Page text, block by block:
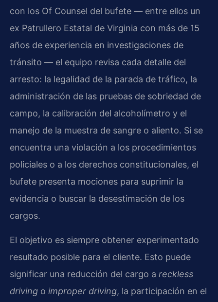
con los Of Counsel del bufete — entre ellos un
ex Patrullero Estatal de Virginia con más de 15
años de experiencia en investigaciones de
tránsito — el equipo revisa cada detalle del
arresto: la legalidad de la parada de tráfico, la
administración de las pruebas de sobriedad de
campo, la calibración del alcoholímetro y el
manejo de la muestra de sangre o aliento. Si se
encuentra una violación a los procedimientos
policiales o a los derechos constitucionales, el
bufete presenta mociones para suprimir la
evidencia o buscar la desestimación de los
cargos.
El objetivo es siempre obtener experimentado
resultado posible para el cliente. Esto puede
significar una reducción del cargo a reckless
driving o improper driving, la participación en el